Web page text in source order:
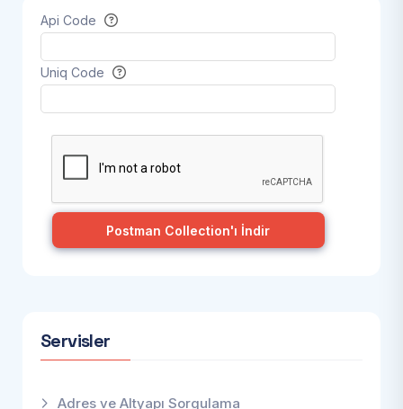
Api Code
Uniq Code
Postman Collection'ı İndir
Servisler
Adres ve Altyapı Sorgulama